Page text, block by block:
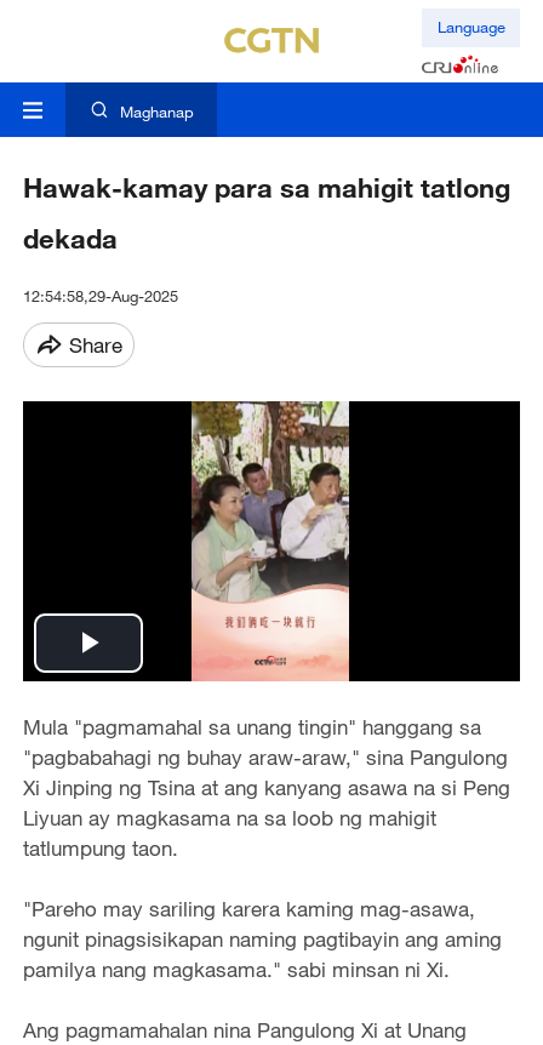
Language
Maghanap
Hawak-kamay para sa mahigit tatlong
dekada
12:54:58,29-Aug-2025
Share
Play
Video
Mula "pagmamahal sa unang tingin" hanggang sa
"pagbabahagi ng buhay araw-araw," sina Pangulong
Xi Jinping ng Tsina at ang kanyang asawa na si Peng
Liyuan ay magkasama na sa loob ng mahigit
tatlumpung taon.
"Pareho may sariling karera kaming mag-asawa,
ngunit pinagsisikapan naming pagtibayin ang aming
pamilya nang magkasama." sabi minsan ni Xi.
Ang pagmamahalan nina Pangulong Xi at Unang